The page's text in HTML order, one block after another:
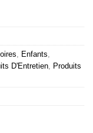
Enfants
D'Entretien
Produits